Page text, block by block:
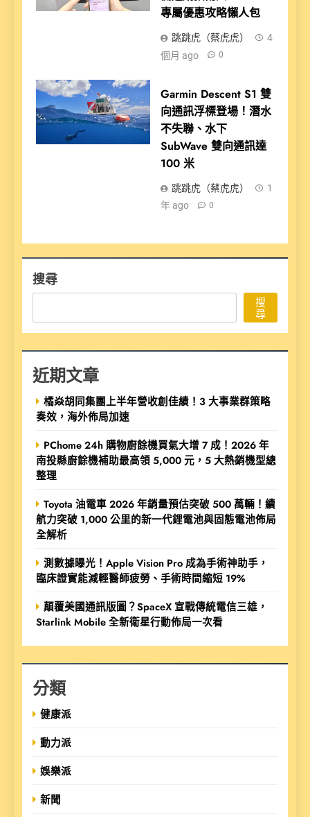
專屬優惠攻略懶人包
跳跳虎（蔡虎虎）
4
個月 ago
0
Garmin Descent S1 雙
向通訊浮標登場！潛水
不失聯、水下
SubWave 雙向通訊達
100 米
跳跳虎（蔡虎虎）
1
年 ago
0
搜尋
搜
尋
近期文章
橘焱胡同集團上半年營收創佳績！3 大事業群策略
奏效，海外佈局加速
PChome 24h 購物廚餘機買氣大增 7 成！2026 年
南投縣廚餘機補助最高領 5,000 元，5 大熱銷機型總
整理
Toyota 油電車 2026 年銷量預估突破 500 萬輛！續
航力突破 1,000 公里的新一代鋰電池與固態電池佈局
全解析
測數據曝光！Apple Vision Pro 成為手術神助手，
臨床證實能減輕醫師疲勞、手術時間縮短 19%
顛覆美國通訊版圖？SpaceX 宣戰傳統電信三雄，
Starlink Mobile 全新衛星行動佈局一次看
分類
健康派
動力派
娛樂派
新聞